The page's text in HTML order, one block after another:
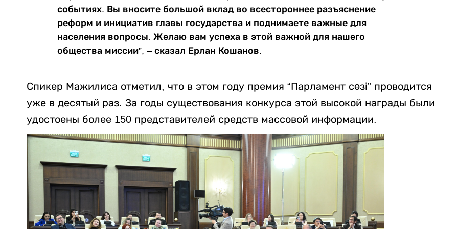
событиях. Вы вносите большой вклад во всестороннее разъяснение
реформ и инициатив главы государства и поднимаете важные для
населения вопросы. Желаю вам успеха в этой важной для нашего
общества миссии”, – сказал Ерлан Кошанов.
Спикер Мажилиса отметил, что в этом году премия “Парламент сөзі” проводится
уже в десятый раз. За годы существования конкурса этой высокой награды были
удостоены более 150 представителей средств массовой информации.